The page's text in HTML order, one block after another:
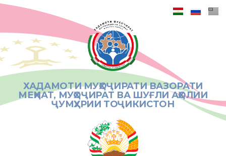
ХАДАМОТИ МУҲОҶИРАТИ ВАЗОРАТИ
МЕҲНАТ, МУҲОҶИРАТ ВА ШУҒЛИ АҲОЛИИ
ҶУМҲУРИИ ТОҶИКИСТОН